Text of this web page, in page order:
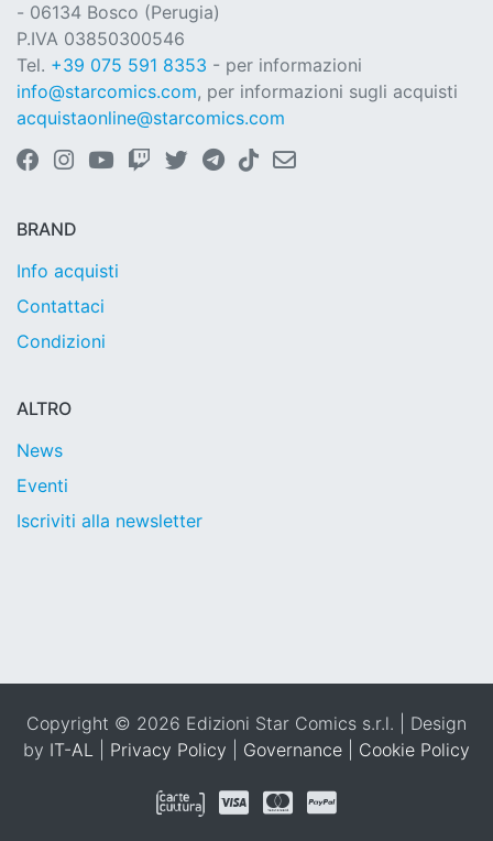
- 06134 Bosco (Perugia)
P.IVA 03850300546
Tel. +39 075 591 8353 - per informazioni
info@starcomics.com, per informazioni sugli acquisti
acquistaonline@starcomics.com
BRAND
Info acquisti
Contattaci
Condizioni
ALTRO
News
Eventi
Iscriviti alla newsletter
Copyright © 2026 Edizioni Star Comics s.r.l. | Design
by IT-AL Privacy Policy Governance Cookie Policy